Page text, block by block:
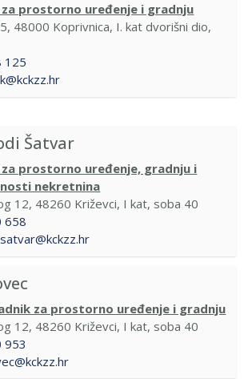
prostorno uređenje i gradnju
48000 Koprivnica, I. kat dvorišni dio,
125
Šatvar
prostorno uređenje, gradnju i
nekretnina
12, 48260 Križevci, I kat, soba 40
658
za prostorno uređenje i gradnju
12, 48260 Križevci, I kat, soba 40
953